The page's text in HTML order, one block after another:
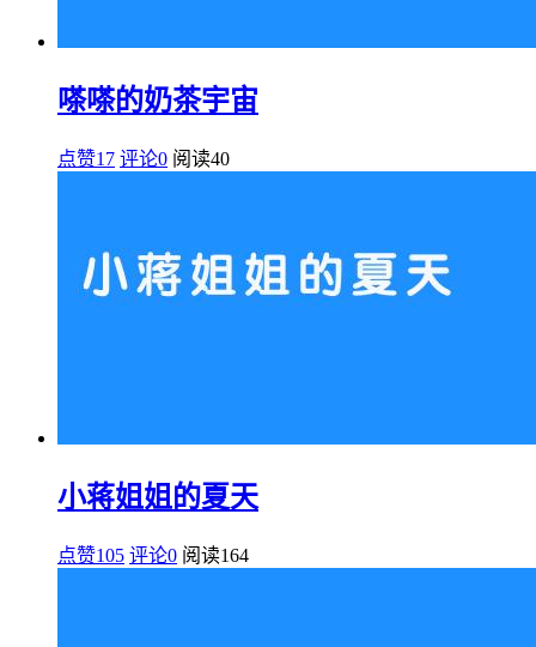
嗏嗏的奶茶宇宙
点赞17 评论0 阅读40
小蒋姐姐的夏天
点赞105 评论0 阅读164